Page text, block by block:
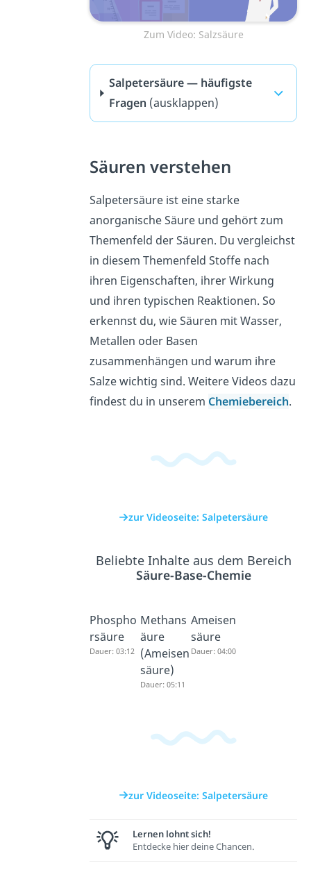
Zum Video: Salzsäure
Salpetersäure — häufigste
Fragen (ausklappen)
Säuren verstehen
Salpetersäure ist eine starke
anorganische Säure und gehört zum
Themenfeld der Säuren. Du vergleichst
in diesem Themenfeld Stoffe nach
ihren Eigenschaften, ihrer Wirkung
und ihren typischen Reaktionen. So
erkennst du, wie Säuren mit Wasser,
Metallen oder Basen
zusammenhängen und warum ihre
Salze wichtig sind. Weitere Videos dazu
findest du in unserem Chemiebereich.
zur Videoseite: Salpetersäure
Beliebte Inhalte aus dem Bereich
Säure-Base-Chemie
Phospho
rsäure
Dauer: 03:12
Methans
äure
(Ameisen
säure)
Dauer: 05:11
Ameisen
säure
Dauer: 04:00
zur Videoseite: Salpetersäure
Lernen lohnt sich!
Entdecke hier deine Chancen.